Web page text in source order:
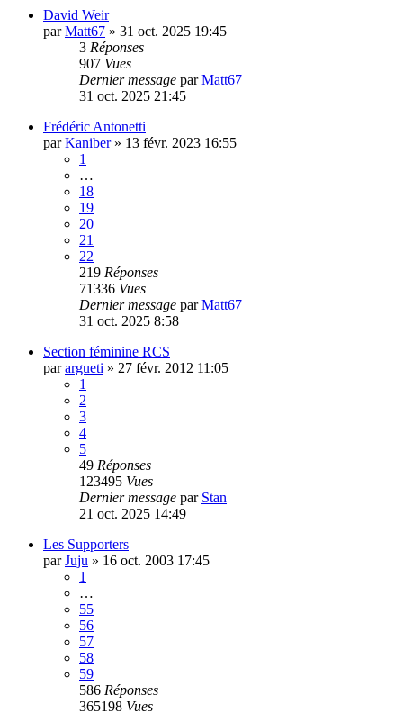
David Weir
parMatt67 » 31 oct. 2025 19:45
3 Réponses
907 Vues
Dernier message parMatt67
31 oct. 2025 21:45
Frédéric Antonetti
parKaniber» 13 févr. 2023 16:55
1
…
18
19
20
21
22
219 Réponses
71336 Vues
Dernier message parMatt67
31 oct. 2025 8:58
Section féminine RCS
parargueti » 27 févr. 2012 11:05
1
2
3
4
5
49 Réponses
123495 Vues
Dernier message par Stan
21 oct. 2025 14:49
Les Supporters
parJuju » 16 oct. 2003 17:45
1
…
55
56
57
58
59
586 Réponses
365198 Vues